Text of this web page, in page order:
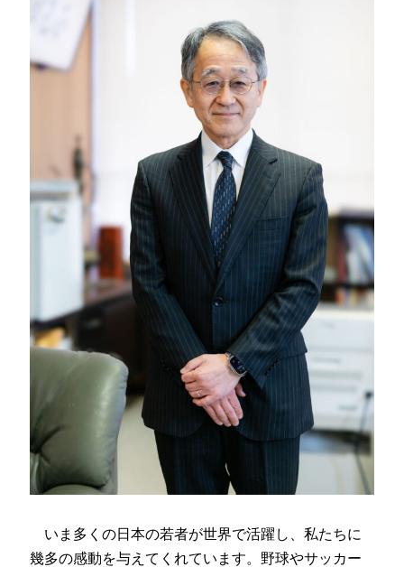
いま多くの日本の若者が世界で活躍し、私たちに
幾多の感動を与えてくれています。野球やサッカー